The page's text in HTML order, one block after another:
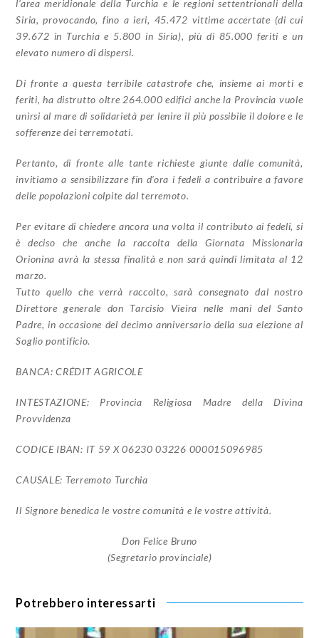
l’area meridionale della Turchia e le regioni settentrionali della
Siria, provocando, fino a ieri, 45.472 vittime accertate (di cui
39.672 in Turchia e 5.800 in Siria), più di 85.000 feriti e un
elevato numero di dispersi.
Di fronte a questa terribile catastrofe che, insieme ai morti e
feriti, ha distrutto oltre 264.000 edifici anche la Provincia vuole
unirsi al mare di solidarietà per lenire il più possibile il dolore e le
sofferenze dei terremotati.
Pertanto, di fronte alle tante richieste giunte dalle comunità,
invitiamo a sensibilizzare fin d’ora i fedeli a contribuire a favore
delle popolazioni colpite dal terremoto.
Per evitare di chiedere ancora una volta il contributo ai fedeli, si
è deciso che anche la raccolta della Giornata Missionaria
Orionina avrà la stessa finalità e non sarà quindi limitata al 12
marzo.
Tutto quello che verrà raccolto, sarà consegnato dal nostro
Direttore generale don Tarcisio Vieira nelle mani del Santo
Padre, in occasione del decimo anniversario della sua elezione al
Soglio pontificio.
BANCA: CRÉDIT AGRICOLE
INTESTAZIONE: Provincia Religiosa Madre della Divina
Provvidenza
CODICE IBAN: IT 59 X 06230 03226 000015096985
CAUSALE: Terremoto Turchia
Il Signore benedica le vostre comunità e le vostre attività.
Don Felice Bruno
(Segretario provinciale)
Potrebbero interessarti